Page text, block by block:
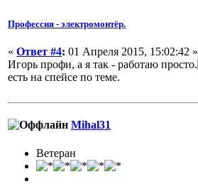
Профессия - электромонтёр.
« Ответ #4: 01 Апреля 2015, 15:02:42 »
Игорь профи, а я так - работаю просто.
есть на спейсе по теме.
Mihal31
Ветеран